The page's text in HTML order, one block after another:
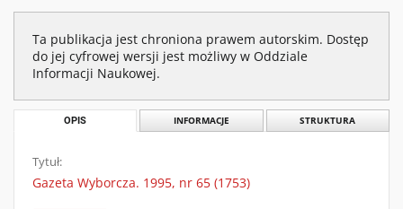
Ta publikacja jest chroniona prawem autorskim. Dostęp
do jej cyfrowej wersji jest możliwy w Oddziale
Informacji Naukowej.
OPIS INFORMACJE STRUKTURA
Tytuł:
Gazeta Wyborcza. 1995, nr 65 (1753)